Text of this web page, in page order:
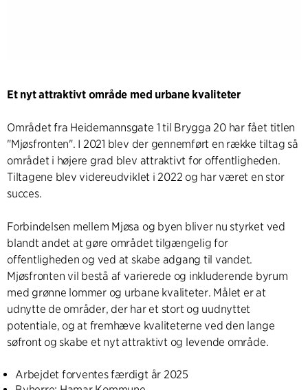
Et nyt attraktivt område med urbane kvaliteter
Området fra Heidemannsgate 1 til Brygga 20 har fået titlen
"Mjøsfronten". I 2021 blev der gennemført en række tiltag så
området i højere grad blev attraktivt for offentligheden.
Tiltagene blev videreudviklet i 2022 og har været en stor
succes.
Forbindelsen mellem Mjøsa og byen bliver nu styrket ved
blandt andet at gøre området tilgængelig for
offentligheden og ved at skabe adgang til vandet.
Mjøsfronten vil bestå af varierede og inkluderende byrum
med grønne lommer og urbane kvaliteter. Målet er at
udnytte de områder, der har et stort og uudnyttet
potentiale, og at fremhæve kvaliteterne ved den lange
søfront og skabe et nyt attraktivt og levende område.
Arbejdet forventes færdigt år 2025